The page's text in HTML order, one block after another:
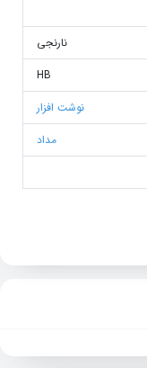
نارنجی
HB
نوشت افزار
مداد